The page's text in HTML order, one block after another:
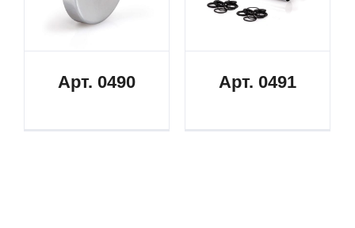
Арт. 0490 Арт. 0491